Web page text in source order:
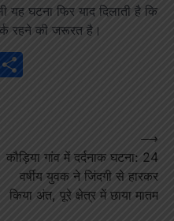
घटना फिर याद दिलाती है कि
रहने की जरूरत है।
कौड़िया गांव में दर्दनाक घटना: 24
वर्षीय युवक ने जिंदगी से हारकर
किया अंत, पूरे क्षेत्र में छाया मातम
⟶